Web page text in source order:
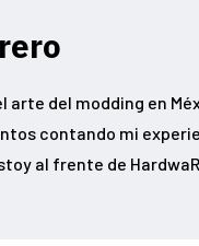
arte del modding en
contando mi
al frente de